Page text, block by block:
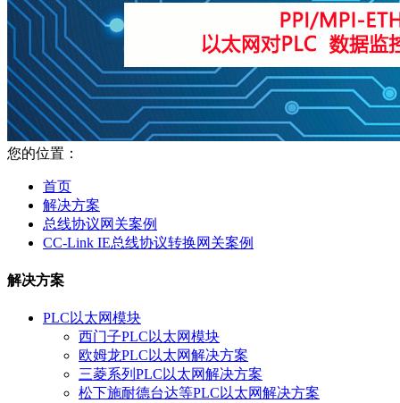
您的位置：
首页
解决方案
总线协议网关案例
CC-Link IE总线协议转换网关案例
解决方案
PLC以太网模块
西门子PLC以太网模块
欧姆龙PLC以太网解决方案
三菱系列PLC以太网解决方案
松下施耐德台达等PLC以太网解决方案